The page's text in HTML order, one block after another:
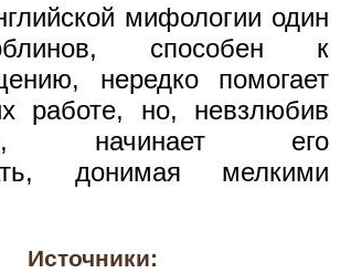
мифологии один
способен к
нередко помогает
работе, но, невзлюбив
начинает его
донимая мелкими
Источники: